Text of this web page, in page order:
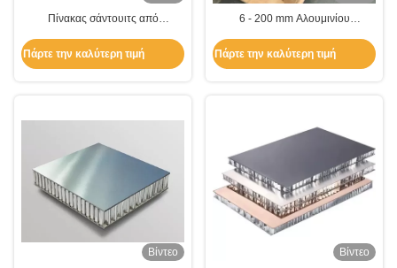
Πίνακας σάντουιτς από
μέλι 6 mm 8 mm 10 mm 20 mm
Πάρτε την καλύτερη τιμή
6 - 200 mm Αλουμινίου
καλή ηχο-θερμομότητα
Πάρτε την καλύτερη τιμή
Βίντεο
Βίντεο